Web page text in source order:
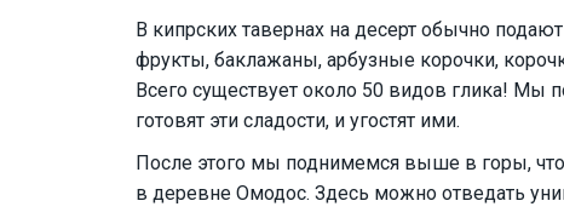
В кипрских тавернах на десерт обычно
фрукты, баклажаны, арбузные корочки,
Всего существует около 50 видов глика! Мы
готовят эти сладости, и угостят ими.
После этого мы поднимемся выше в горы,
в деревне Омодос. Здесь можно отведать